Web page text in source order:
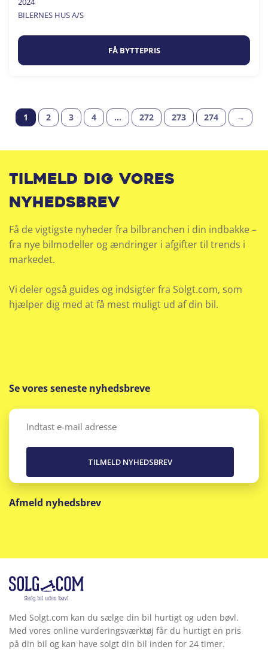
BILERNES HUS A/S
FÅ BYTTEPRIS
1 2 3 4 … 272 273 274 →
Tilmeld dig vores
nyhedsbrev
Få de vigtigste nyheder fra bilbranchen i din indbakke –
fra nye bilmodeller og ændringer i afgifter til trends i
markedet.
Vi deler også guides og indsigter fra Solgt.com, som
hjælper dig med at få mest muligt ud af din bil.
Se vores seneste nyhedsbreve
Email
Afmeld nyhedsbrev
Med Solgt.com kan du sælge din bil hurtigt og uden bøvl.
Med vores online vurderingsværktøj får du hurtigt en pris
på din bil og kan have solgt din bil inden for 24 timer.